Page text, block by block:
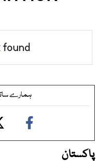
found
ہمارے
پاکستان